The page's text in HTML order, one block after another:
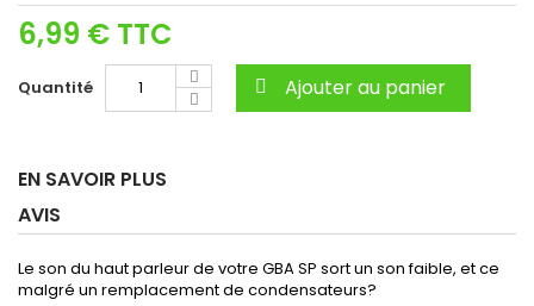
6,99 € TTC
Quantité Ajouter au panier
EN SAVOIR PLUS
AVIS
Le son du haut parleur de votre GBA SP sort un son faible, et ce
malgré un remplacement de condensateurs?